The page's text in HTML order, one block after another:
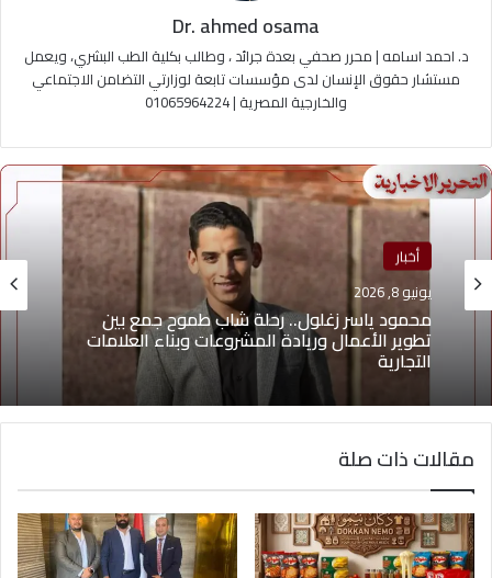
Dr. ahmed osama
د. احمد اسامه | محرر صحفي بعدة جرائد ، وطالب بكلية الطب البشري، ويعمل
مستشار حقوق الإنسان لدى مؤسسات تابعة لوزارتي التضامن الاجتماعي
والخارجية المصرية | 01065964224
أخبار
يونيو 8, 2026
محمود ياسر زغلول.. رحلة شاب طموح جمع بين
تطوير الأعمال وريادة المشروعات وبناء العلامات
التجارية
منوعات
يونيو 4, 2026
يوسف أيمن درويش.. عقلية بيعية شابة تقود التغيير
مقالات ذات صلة